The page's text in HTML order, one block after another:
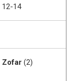
12-14
Zofar (2)